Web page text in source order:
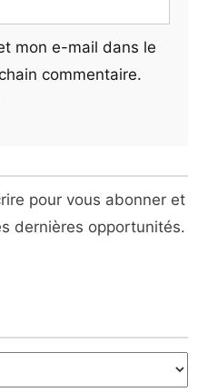
mon e-mail dans le
commentaire.
pour vous abonner et
dernières opportunités.